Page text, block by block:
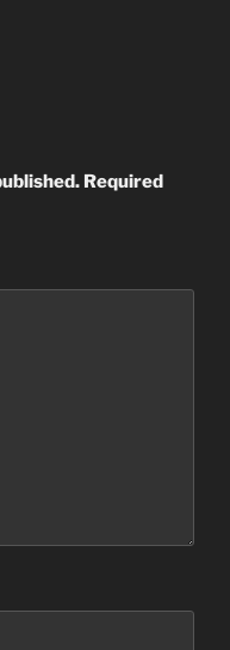
Required